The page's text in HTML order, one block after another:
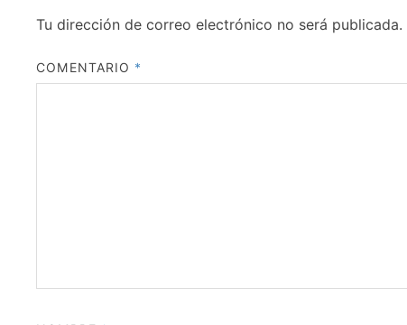
Tu dirección de correo electrónico no será publicada.
COMENTARIO *